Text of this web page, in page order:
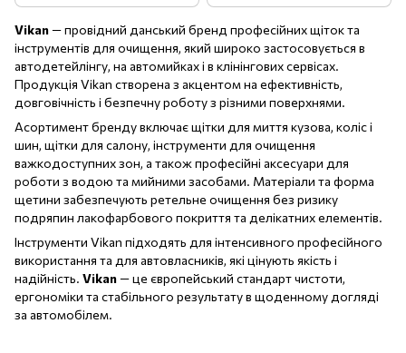
Vikan— провідний данський бренд професійних щіток та
інструментів для очищення, який широко застосовується в
автодетейлінгу, на автомийках і в клінінгових сервісах.
Продукція Vikan створена з акцентом на ефективність,
довговічність і безпечну роботу з різними поверхнями.
Асортимент бренду включає щітки для миття кузова, коліс і
шин, щітки для салону, інструменти для очищення
важкодоступних зон, а також професійні аксесуари для
роботи з водою та мийними засобами. Матеріали та форма
щетини забезпечують ретельне очищення без ризику
подряпин лакофарбового покриття та делікатних елементів.
Інструменти Vikan підходять для інтенсивного професійного
використання та для автовласників, які цінують якість і
надійність. Vikan— це європейський стандарт чистоти,
ергономіки та стабільного результату в щоденному догляді
за автомобілем.